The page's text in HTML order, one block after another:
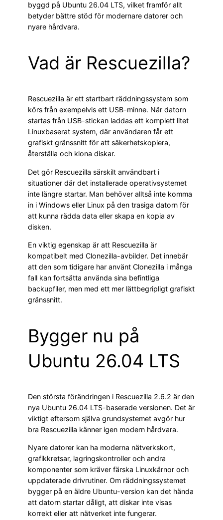
byggd på Ubuntu 26.04 LTS, vilket framför allt
betyder bättre stöd för modernare datorer och
nyare hårdvara.
Vad är Rescuezilla?
Rescuezilla är ett startbart räddningssystem som
körs från exempelvis ett USB-minne. När datorn
startas från USB-stickan laddas ett komplett litet
Linuxbaserat system, där användaren får ett
grafiskt gränssnitt för att säkerhetskopiera,
återställa och klona diskar.
Det gör Rescuezilla särskilt användbart i
situationer där det installerade operativsystemet
inte längre startar. Man behöver alltså inte komma
in i Windows eller Linux på den trasiga datorn för
att kunna rädda data eller skapa en kopia av
disken.
En viktig egenskap är att Rescuezilla är
kompatibelt med Clonezilla-avbilder. Det innebär
att den som tidigare har använt Clonezilla i många
fall kan fortsätta använda sina befintliga
backupfiler, men med ett mer lättbegripligt grafiskt
gränssnitt.
Bygger nu på
Ubuntu 26.04 LTS
Den största förändringen i Rescuezilla 2.6.2 är den
nya Ubuntu 26.04 LTS-baserade versionen. Det är
viktigt eftersom själva grundsystemet avgör hur
bra Rescuezilla känner igen modern hårdvara.
Nyare datorer kan ha moderna nätverkskort,
grafikkretsar, lagringskontroller och andra
komponenter som kräver färska Linuxkärnor och
uppdaterade drivrutiner. Om räddningssystemet
bygger på en äldre Ubuntu-version kan det hända
att datorn startar dåligt, att diskar inte visas
korrekt eller att nätverket inte fungerar.